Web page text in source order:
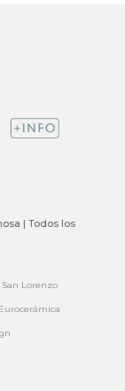
| Todos los
Lorenzo
Eurocerámica